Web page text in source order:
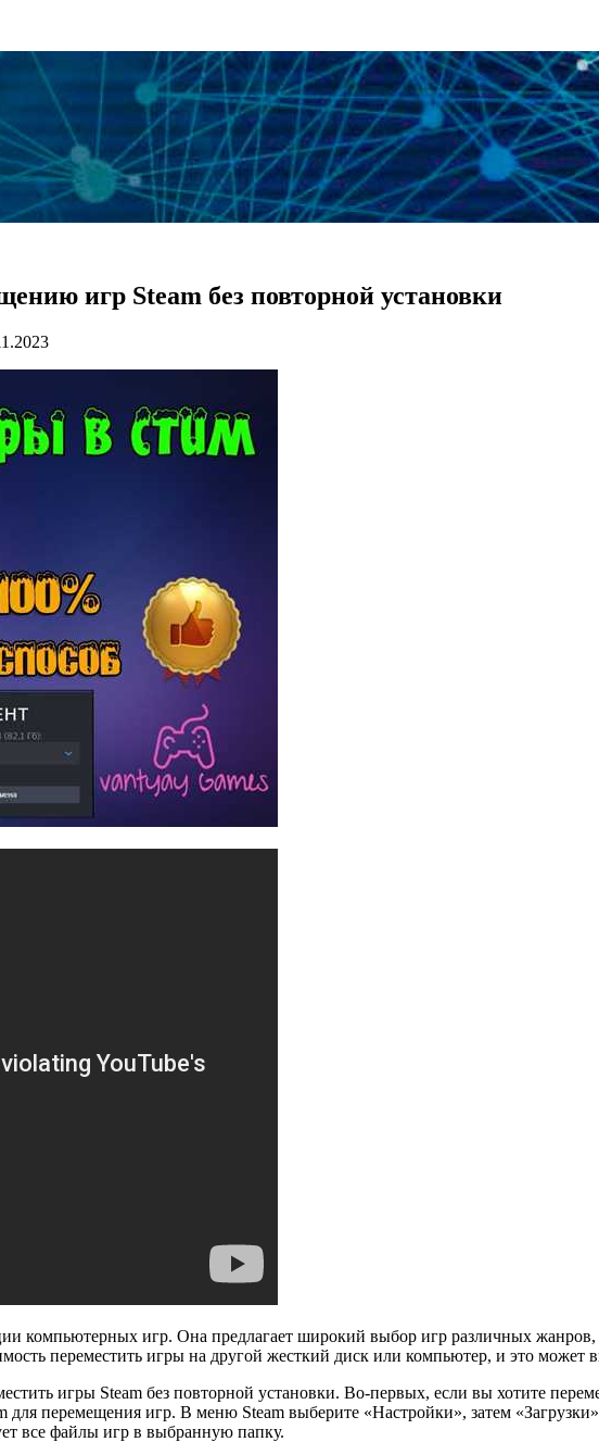
игр Steam без повторной установки
компьютерных игр. Она предлагает широкий выбор игр различных
переместить игры на другой жесткий диск или компьютер, и это может
игры Steam без повторной установки. Во-первых, если вы хотите
перемещения игр. В меню Steam выберите «Настройки», затем
все файлы игр в выбранную папку.